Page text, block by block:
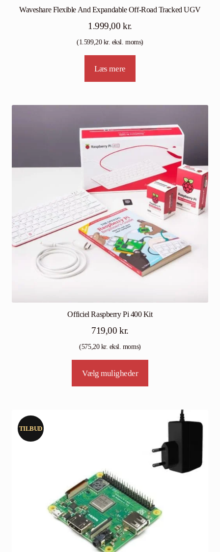
Waveshare Flexible And Expandable Off-Road Tracked UGV
1.999,00kr.
(1.599,20kr. eksl. moms)
Læs mere
Officiel Raspberry Pi 400 Kit
719,00kr.
(575,20kr. eksl. moms)
Vælg muligheder
muunnelma.
tehdä
valinnat
tuotteen
TILBUD